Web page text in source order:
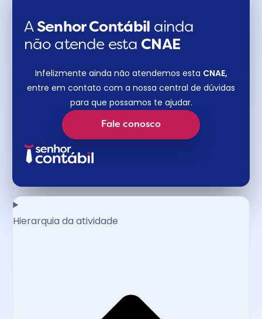
A Senhor Contábil ainda
não atende esta CNAE​
Infelizmente ainda não atendemos esta CNAE,
entre em contato com a nossa central de dúvidas
para que possamos te ajudar.
Fale conosco
Hierarquia da atividade